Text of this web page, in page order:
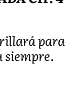
para
siempre.